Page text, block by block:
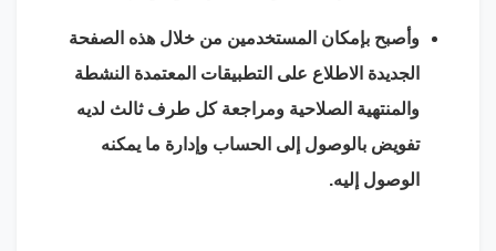
وأصبح بإمكان المستخدمين من خلال هذه الصفحة
الجديدة الاطلاع على التطبيقات المعتمدة النشطة
والمنتهية الصلاحية ومراجعة كل طرف ثالث لديه
تفويض بالوصول إلى الحساب وإدارة ما يمكنه
الوصول إليه.